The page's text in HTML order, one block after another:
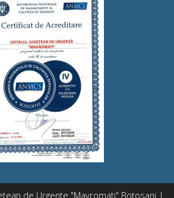
de Urgente "Mavromati" Botosani |